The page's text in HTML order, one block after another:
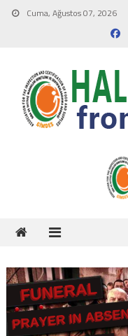
Skip to content
Cuma, Ağustos 07, 2026